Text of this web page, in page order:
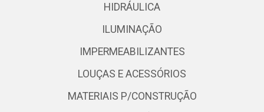
HIDRÁULICA
ILUMINAÇÃO
IMPERMEABILIZANTES
LOUÇAS E ACESSÓRIOS
MATERIAIS P/CONSTRUÇÃO